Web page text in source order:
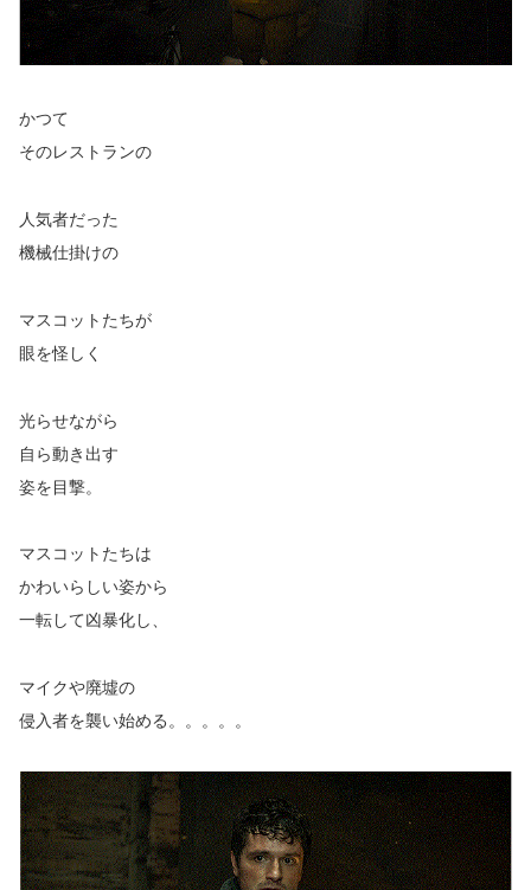
かつて
そのレストランの
人気者だった
機械仕掛けの
マスコットたちが
眼を怪しく
光らせながら
自ら動き出す
姿を目撃。
マスコットたちは
かわいらしい姿から
一転して凶暴化し、
マイクや廃墟の
侵入者を襲い始める。。。。。